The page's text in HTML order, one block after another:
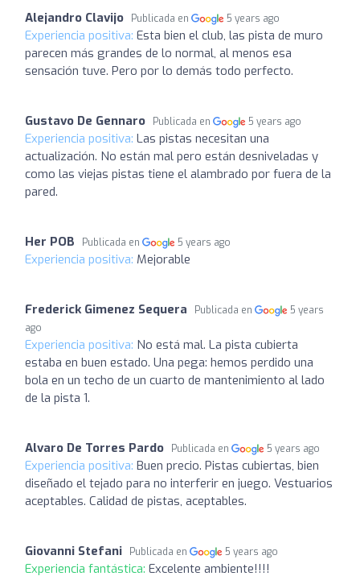
Alejandro Clavijo Publicada en 5 years ago
Experiencia positiva: Esta bien el club, las pista de muro
parecen más grandes de lo normal, al menos esa
sensación tuve. Pero por lo demás todo perfecto.
Gustavo De Gennaro Publicada en 5 years ago
Experiencia positiva: Las pistas necesitan una
actualización. No están mal pero están desniveladas y
como las viejas pistas tiene el alambrado por fuera de la
pared.
Her POB Publicada en 5 years ago
Experiencia positiva: Mejorable
Frederick Gimenez Sequera Publicada en
5 years
ago
Experiencia positiva: No está mal. La pista cubierta
estaba en buen estado. Una pega: hemos perdido una
bola en un techo de un cuarto de mantenimiento al lado
de la pista 1.
Alvaro De Torres Pardo Publicada en 5 years ago
Experiencia positiva: Buen precio. Pistas cubiertas, bien
diseñado el tejado para no interferir en juego. Vestuarios
aceptables. Calidad de pistas, aceptables.
Giovanni Stefani Publicada en 5 years ago
Experiencia fantástica: Excelente ambiente!!!!